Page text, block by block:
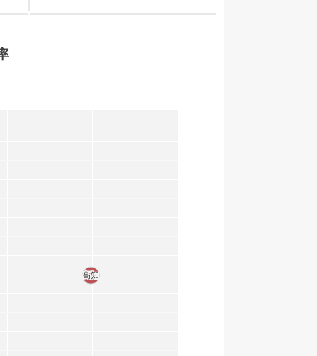
高知
高知